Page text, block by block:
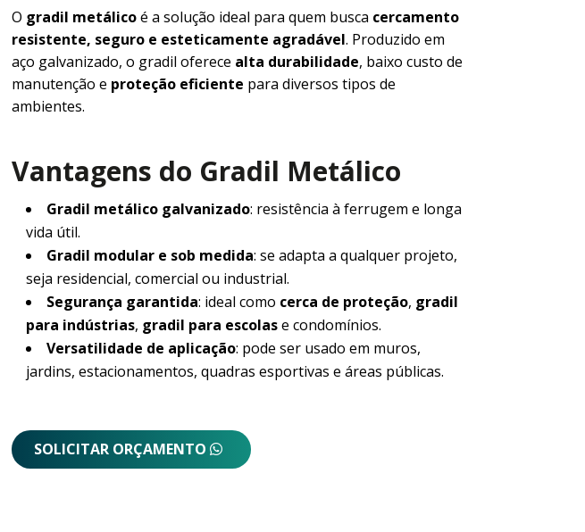
O gradil metálicoé a solução ideal para quem busca cercamento
resistente, seguro e esteticamente agradável. Produzido em
aço galvanizado, o gradil oferece alta durabilidade, baixo custo de
manutenção e proteção eficiente para diversos tipos de
ambientes.
Vantagens do Gradil Metálico
Gradil metálico galvanizado: resistência à ferrugem e longa
vida útil.
Gradil modular e sob medida: se adapta a qualquer projeto,
seja residencial, comercial ou industrial.
Segurança garantida: ideal como cerca de proteção, gradil
para indústrias, gradil para escolase condomínios.
Versatilidade de aplicação: pode ser usado em muros,
jardins, estacionamentos, quadras esportivas e áreas públicas.
SOLICITAR ORÇAMENTO